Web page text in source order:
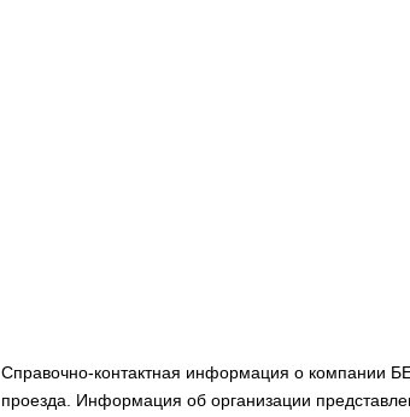
Справочно-контактная информация о
проезда. Информация об организации